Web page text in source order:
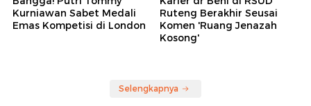
Kurniawan Sabet Medali
Emas Kompetisi di London
Ruteng Berakhir Seusai
Komen 'Ruang Jenazah
Kosong'
Selengkapnya